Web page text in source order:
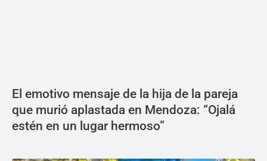
El emotivo mensaje de la hija de la pareja
que murió aplastada en Mendoza: “Ojalá
estén en un lugar hermoso”